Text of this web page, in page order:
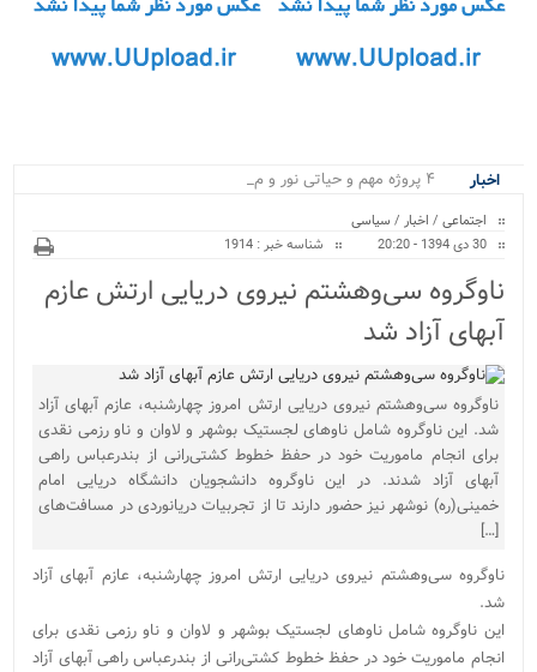
اخبار
۴ پروژه مهم و حیاتی نور و محمود_
اجتماعی / اخبار / سیاسی
30 دی 1394 - 20:20
شناسه خبر : 1914
ناوگروه سی‌وهشتم نیروی دریایی ارتش عازم
آبهای آزاد شد
ناوگروه سی‌وهشتم نیروی دریایی ارتش امروز چهارشنبه، عازم آبهای آزاد
شد. این ناوگروه شامل ناوهای لجستیک بوشهر و لاوان و ناو رزمی نقدی
برای انجام ماموریت خود در حفظ خطوط کشتی‌رانی از بندرعباس راهی
آبهای آزاد شدند. در این ناوگروه دانشجویان دانشگاه دریایی امام
خمینی(ره) نوشهر نیز حضور دارند تا از تجربیات دریانوردی در مسافت‌های
[…]
ناوگروه سی‌وهشتم نیروی دریایی ارتش امروز چهارشنبه، عازم آبهای آزاد
شد.
این ناوگروه شامل ناوهای لجستیک بوشهر و لاوان و ناو رزمی نقدی برای
انجام ماموریت خود در حفظ خطوط کشتی‌رانی از بندرعباس راهی آبهای آزاد